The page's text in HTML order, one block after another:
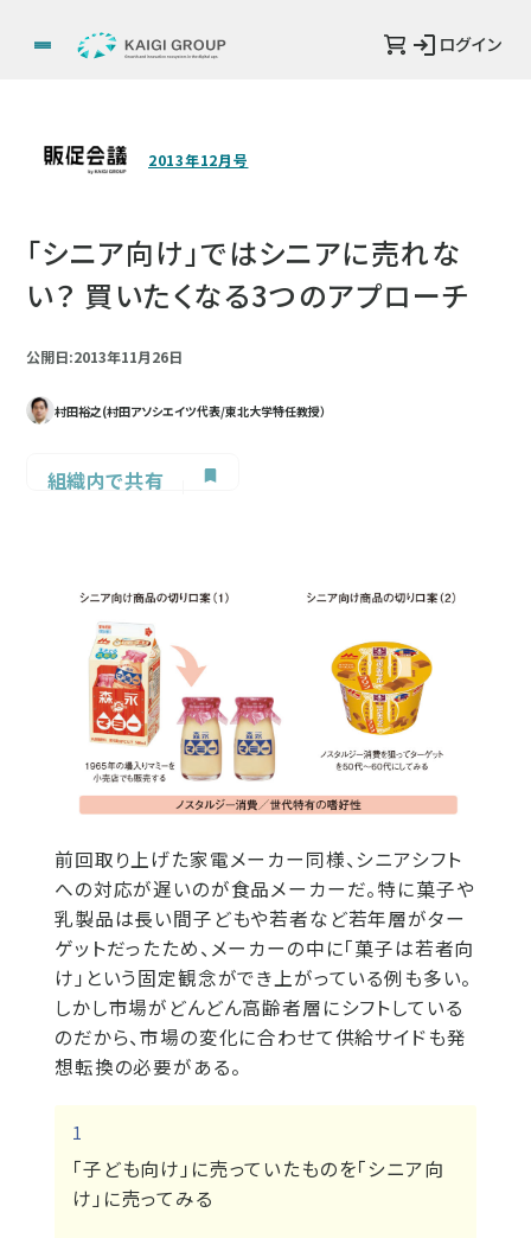
ログイン
2013年12月号
「シニア向け」ではシニアに売れな
い？ 買いたくなる3つのアプローチ
公開日:2013年11月26日
村田裕之(村田アソシエイツ代表/東北大学特任教授）
組織内で共有
前回取り上げた家電メーカー同様、シニアシフト
への対応が遅いのが食品メーカーだ。特に菓子や
乳製品は長い間子どもや若者など若年層がター
ゲットだったため、メーカーの中に「菓子は若者向
け」という固定観念ができ上がっている例も多い。
しかし市場がどんどん高齢者層にシフトしている
のだから、市場の変化に合わせて供給サイドも発
想転換の必要がある。
1
「子ども向け」に売っていたものを「シニア向
け」に売ってみる